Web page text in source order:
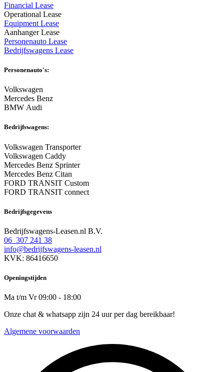
Financial Lease
Operational Lease
Equipment Lease
Aanhanger Lease
Personenauto Lease
Bedrijfswagens Lease
Personenauto's:
Volkswagen
Mercedes Benz
BMW Audi
Bedrijfswagens:
Volkswagen Transporter
Volkswagen Caddy
Mercedes Benz Sprinter
Mercedes Benz Citan
FORD TRANSIT Custom
FORD TRANSIT connect
Bedrijfsgegevens
Bedrijfswagens-Leasen.nl B.V.
06 307 241 38
info@bedrijfswagens-leasen.nl
KVK: 86416650
Openingstijden
Ma t/m Vr 09:00 - 18:00
Onze chat & whatsapp zijn 24 uur per dag bereikbaar!
Algemene voorwaarden